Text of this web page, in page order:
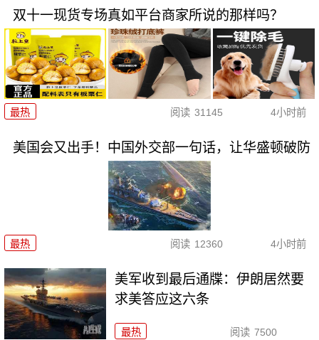
双十一现货专场真如平台商家所说的那样吗？
最热 阅读 31145 4小时前
美国会又出手！中国外交部一句话，让华盛顿破防
最热 阅读 12360 4小时前
美军收到最后通牒：伊朗居然要
求美答应这六条
最热 阅读 7500